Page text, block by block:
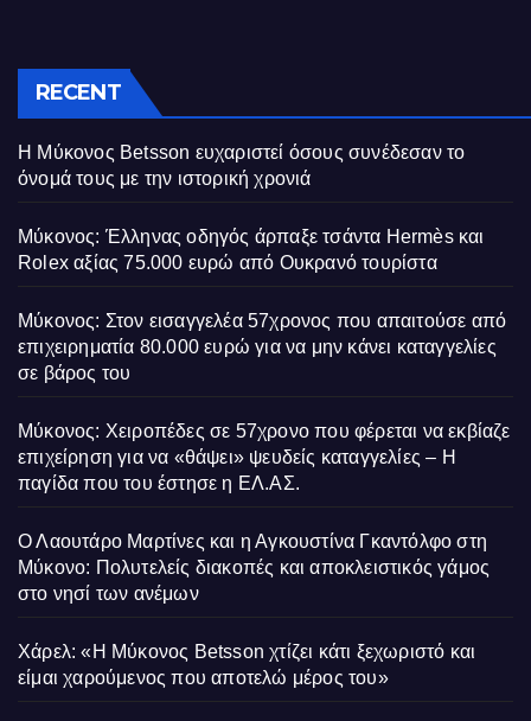
RECENT
Η Μύκονος Betsson ευχαριστεί όσους συνέδεσαν το
όνομά τους με την ιστορική χρονιά
Μύκονος: Έλληνας οδηγός άρπαξε τσάντα Hermès και
Rolex αξίας 75.000 ευρώ από Ουκρανό τουρίστα
Μύκονος: Στον εισαγγελέα 57χρονος που απαιτούσε από
επιχειρηματία 80.000 ευρώ για να μην κάνει καταγγελίες
σε βάρος του
Μύκονος: Χειροπέδες σε 57χρονο που φέρεται να εκβίαζε
επιχείρηση για να «θάψει» ψευδείς καταγγελίες – Η
παγίδα που του έστησε η ΕΛ.ΑΣ.
Ο Λαουτάρο Μαρτίνες και η Αγκουστίνα Γκαντόλφο στη
Μύκονο: Πολυτελείς διακοπές και αποκλειστικός γάμος
στο νησί των ανέμων
Χάρελ: «Η Μύκονος Betsson χτίζει κάτι ξεχωριστό και
είμαι χαρούμενος που αποτελώ μέρος του»